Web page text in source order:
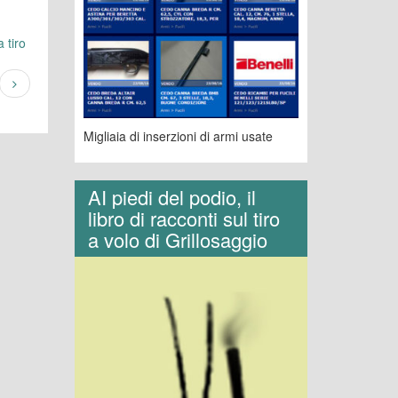
tiro
Migliaia di inserzioni di armi usate
AI piedi del podio, il
libro di racconti sul tiro
a volo di Grillosaggio